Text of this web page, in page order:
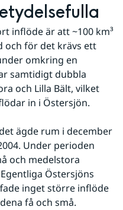
inflöde är att ~100 km³
och för det krävs ett
omkring en
samtidigt dubbla
och Lilla Bält, vilket
in i Östersjön.
ägde rum i december
Under perioden
och medelstora
Östersjöns
inget större inflöde
få och små.